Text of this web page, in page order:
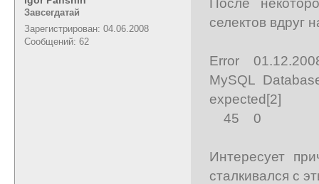
Завсегдатай
Зарегистрирован: 04.06.2008
Сообщений: 62
селектов вдруг
Error
MySQL
expected[2]
45 0
Интересует
сталкивался с